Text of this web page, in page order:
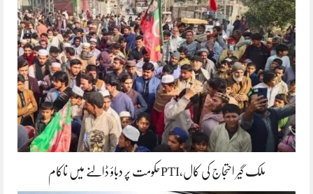
ملک گیر احتجاج کی کال،PTIحکومت پر دباؤ ڈالنے میں ناکام